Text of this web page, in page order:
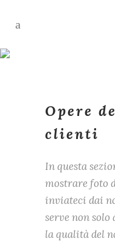
Opere
clienti
In questa
mostrare foto
inviateci dai
serve non solo
la qualità del